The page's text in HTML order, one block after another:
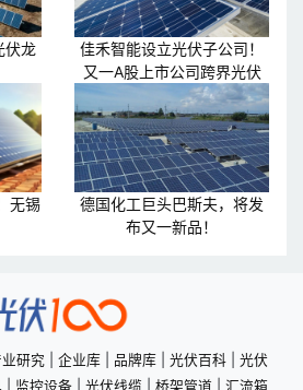
伏龙
佳禾智能设立光伏子公司！
又一A股上市公司跨界光伏
无锡
德国化工巨头巴斯夫，将发
布又一新品！
业研究 企业库 品牌库 光伏百科
光伏
监控设备 光伏线缆 桥架管道 汇流箱